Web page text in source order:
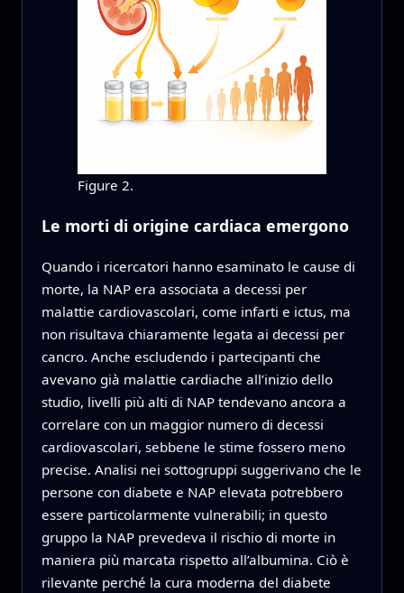
Figure 2.
Le morti di origine cardiaca emergono
Quando i ricercatori hanno esaminato le cause di
morte, la NAP era associata a decessi per
malattie cardiovascolari, come infarti e ictus, ma
non risultava chiaramente legata ai decessi per
cancro. Anche escludendo i partecipanti che
avevano già malattie cardiache all’inizio dello
studio, livelli più alti di NAP tendevano ancora a
correlare con un maggior numero di decessi
cardiovascolari, sebbene le stime fossero meno
precise. Analisi nei sottogruppi suggerivano che le
persone con diabete e NAP elevata potrebbero
essere particolarmente vulnerabili; in questo
gruppo la NAP prevedeva il rischio di morte in
maniera più marcata rispetto all’albumina. Ciò è
rilevante perché la cura moderna del diabete